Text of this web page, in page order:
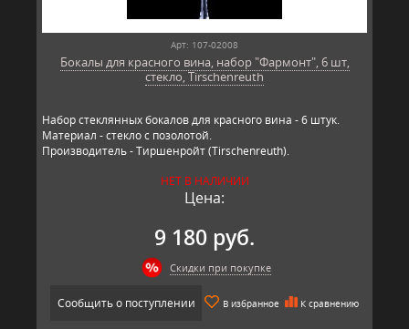
Арт: 107-02008
Бокалы для красного вина, набор "Фармонт", 6 шт,
стекло, Tirschenreuth
Набор стеклянных бокалов для красного вина - 6 штук.
Материал - стекло с позолотой.
Производитель - Тиршенройт (Tirschenreuth).
НЕТ В НАЛИЧИИ
Цена:
9 180 руб.
Скидки при покупке
Сообщить о поступлении В избранное К сравнению